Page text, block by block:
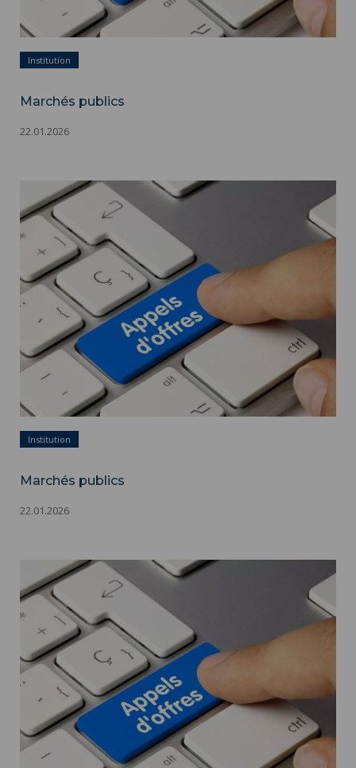
Institution
Marchés publics
22.01.2026
Marchés publics ">
Marchés publics - Appels d'offres - Adobestock
Institution
Marchés publics
22.01.2026
Marchés publics ">
Marchés publics - Appels d'offres - Adobestock